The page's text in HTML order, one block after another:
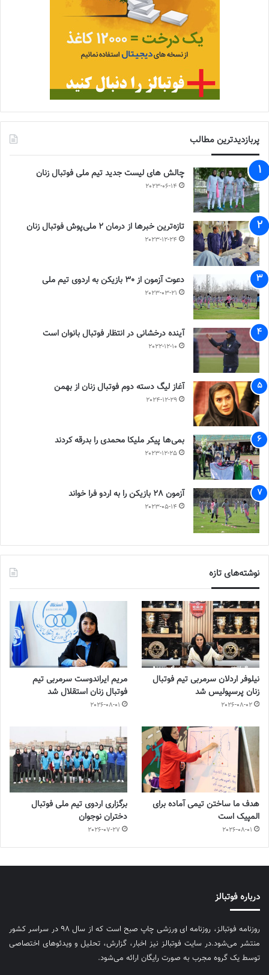
پربازدیدترین مطالب
چالش هاى ليست جدید تيم ملى فوتبال زنان
2023-06-14
تازه‌ترین خبرها از درمان ۲ ملی‌پوش فوتبال زنان
2023-12-24
دعوت آزمون از 30 بازیکن به اردوی تیم ملی
2023-03-21
آینده درخشانی در انتظار فوتبال بانوان است
2022-12-10
آغاز لیگ دسته دوم فوتبال زنان از بهمن
2024-12-29
بمی‌ها پیکر ملیکا محمدی را بدرقه کردند
2023-12-25
آزمون 28 بازیکن را به اردو فرا خواند
2023-05-14
نوشته‌های تازه
نیلوفر اردلان سرمربی تیم فوتبال
زنان پرسپولیس شد
2026-08-02
مریم ایراندوست سرمربی تیم
فوتبال زنان استقلال شد
2026-08-01
هدف ما ساختن تیمی آماده برای
المپیک است
2026-08-01
برگزاری اردوی تیم ملی فوتبال
دختران نوجوان
2026-07-27
درباره فوتبالز
روزنامه فوتبالز، روزنامه ای ورزشی چاپ صبح است که از سال ۹۸ در سراسر کشور
منتشر می‌شود.در سایت فوتبالز نیز اخبار، گزارش، تحلیل و ویدئوهای اختصاصی
توسط یک گروه مجرب به صورت رایگان ارائه می‌شود.